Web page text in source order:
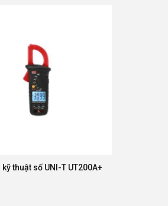
thuật số UNI-T UT200A+